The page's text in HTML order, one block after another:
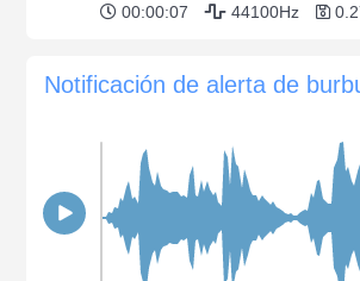
00:00:07 44100Hz